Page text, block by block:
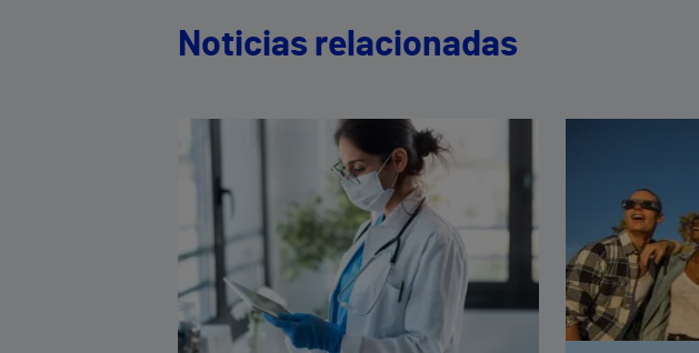
Noticias relacionadas